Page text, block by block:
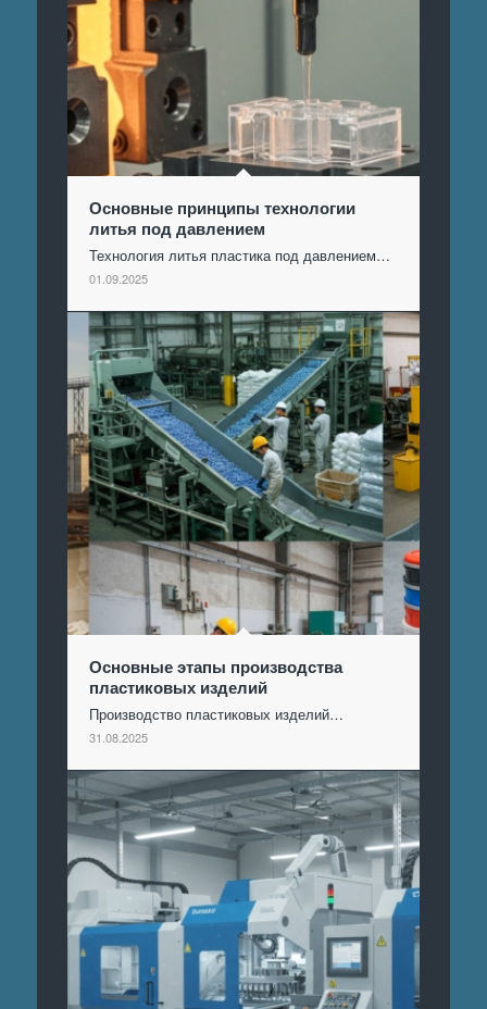
Основные принципы технологии
литья под давлением
Технология литья пластика под давлением…
01.09.2025
Основные этапы производства
пластиковых изделий
Производство пластиковых изделий…
31.08.2025